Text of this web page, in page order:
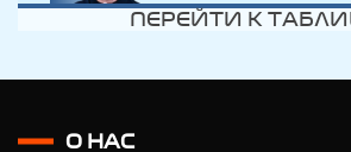
ПЕРЕЙТИ К
О НАС